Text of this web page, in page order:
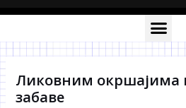
Ликовним окршајима
забаве